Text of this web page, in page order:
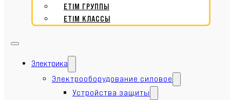
ETIM ГРУППЫ
ETIM КЛАССЫ
Электрика
Электрооборудование силовое
Устройства защиты